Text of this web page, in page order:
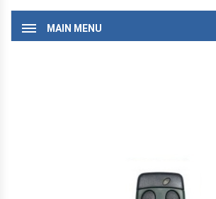
MAIN MENU